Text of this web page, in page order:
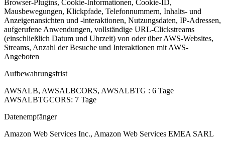
Browser-Plugins, Cookie-Informationen, Cookie-ID,
Mausbewegungen, Klickpfade, Telefonnummern, Inhalts- und
Anzeigenansichten und -interaktionen, Nutzungsdaten, IP-Adressen,
aufgerufene Anwendungen, vollständige URL-Clickstreams
(einschließlich Datum und Uhrzeit) von oder über AWS-Websites,
Streams, Anzahl der Besuche und Interaktionen mit AWS-
Angeboten
Aufbewahrungsfrist
AWSALB, AWSALBCORS, AWSALBTG : 6 Tage
AWSALBTGCORS: 7 Tage
Datenempfänger
Amazon Web Services Inc., Amazon Web Services EMEA SARL